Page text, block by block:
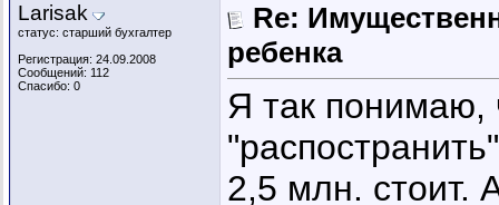
Larisak
статус: старший бухгалтер
Регистрация: 24.09.2008
Сообщений: 112
Спасибо: 0
Re:
ребенка
Я так понимаю,
2,5 млн. стоит.